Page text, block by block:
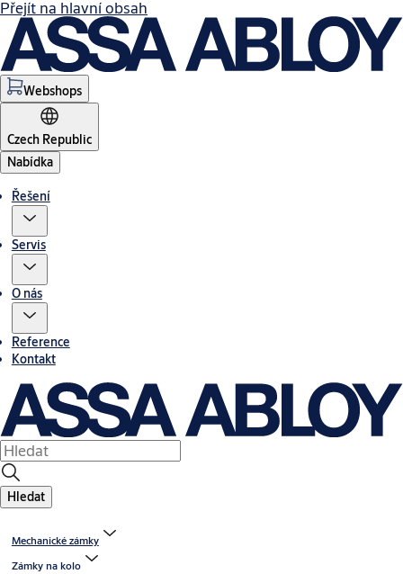
Přejít na hlavní obsah
Webshops
Czech Republic
Nabídka
Řešení
Servis
O nás
Reference
Kontakt
Hledat
Mechanické zámky
Zámky na kolo